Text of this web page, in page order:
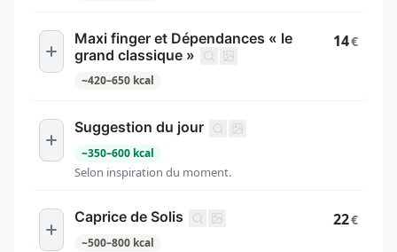
Maxi finger et Dépendances « le
grand classique »
~420–650 kcal
14€
Suggestion du jour
~350–600 kcal
Selon inspiration du moment.
Caprice de Solis
~500–800 kcal
22€